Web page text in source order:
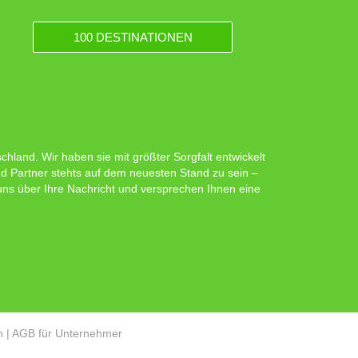
100 DESTINATIONEN
Wir haben sie mit größter Sorgfalt entwickelt
Partner stehts auf dem neuesten Stand zu sein –
über Ihre Nachricht und versprechen Ihnen eine
| AGB für Unternehmer